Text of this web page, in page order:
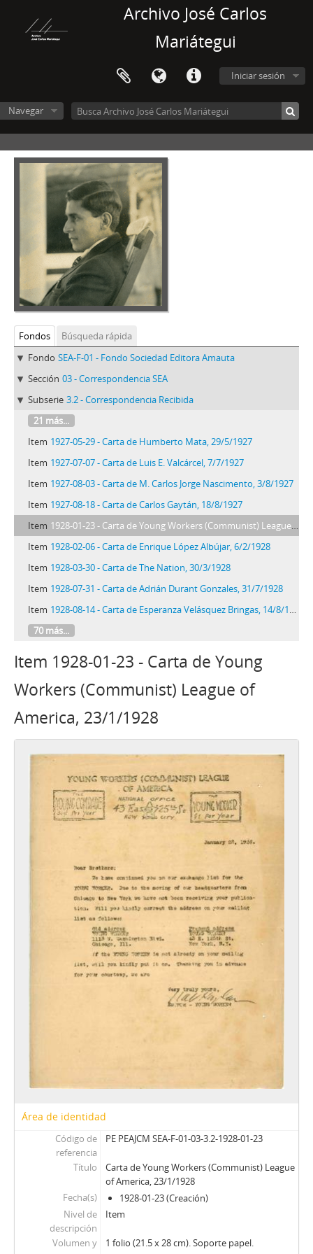
Archivo José Carlos
Mariátegui
Iniciar sesión
Navegar
Fondos
Búsqueda rápida
Fondo SEA-F-01 - Fondo Sociedad Editora Amauta
Sección 03 - Correspondencia SEA
Subserie 3.2 - Correspondencia Recibida
21 más...
Item 1927-05-29 - Carta de Humberto Mata, 29/5/1927
Item 1927-07-07 - Carta de Luis E. Valcárcel, 7/7/1927
Item 1927-08-03 - Carta de M. Carlos Jorge Nascimento, 3/8/1927
Item 1927-08-18 - Carta de Carlos Gaytán, 18/8/1927
Item 1928-01-23 - Carta de Young Workers (Communist) League of America, 23/1/1928
Item 1928-02-06 - Carta de Enrique López Albújar, 6/2/1928
Item 1928-03-30 - Carta de The Nation, 30/3/1928
Item 1928-07-31 - Carta de Adrián Durant Gonzales, 31/7/1928
Item 1928-08-14 - Carta de Esperanza Velásquez Bringas, 14/8/1928
70 más...
Item 1928-01-23 - Carta de Young
Workers (Communist) League of
America, 23/1/1928
Área de identidad
Código de
referencia
PE PEAJCM SEA-F-01-03-3.2-1928-01-23
Título
Carta de Young Workers (Communist) League
of America, 23/1/1928
Fecha(s)
1928-01-23 (Creación)
Nivel de
descripción
Item
Volumen y
1 folio (21.5 x 28 cm). Soporte papel.